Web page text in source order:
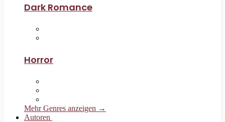
Dark Romance
Horror
Mehr Genres anzeigen →
Autoren